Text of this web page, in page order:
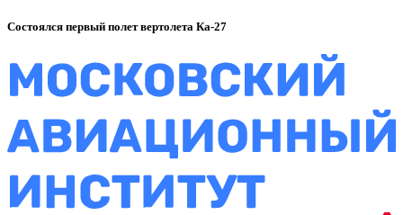
Состоялся первый полет вертолета Ка-27